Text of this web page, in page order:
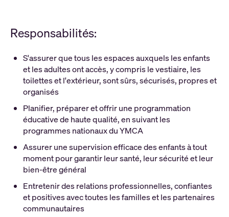
Responsabilités:
S'assurer que tous les espaces auxquels les enfants
et les adultes ont accès, y compris le vestiaire, les
toilettes et l'extérieur, sont sûrs, sécurisés, propres et
organisés
Planifier, préparer et offrir une programmation
éducative de haute qualité, en suivant les
programmes nationaux du YMCA
Assurer une supervision efficace des enfants à tout
moment pour garantir leur santé, leur sécurité et leur
bien-être général
Entretenir des relations professionnelles, confiantes
et positives avec toutes les familles et les partenaires
communautaires